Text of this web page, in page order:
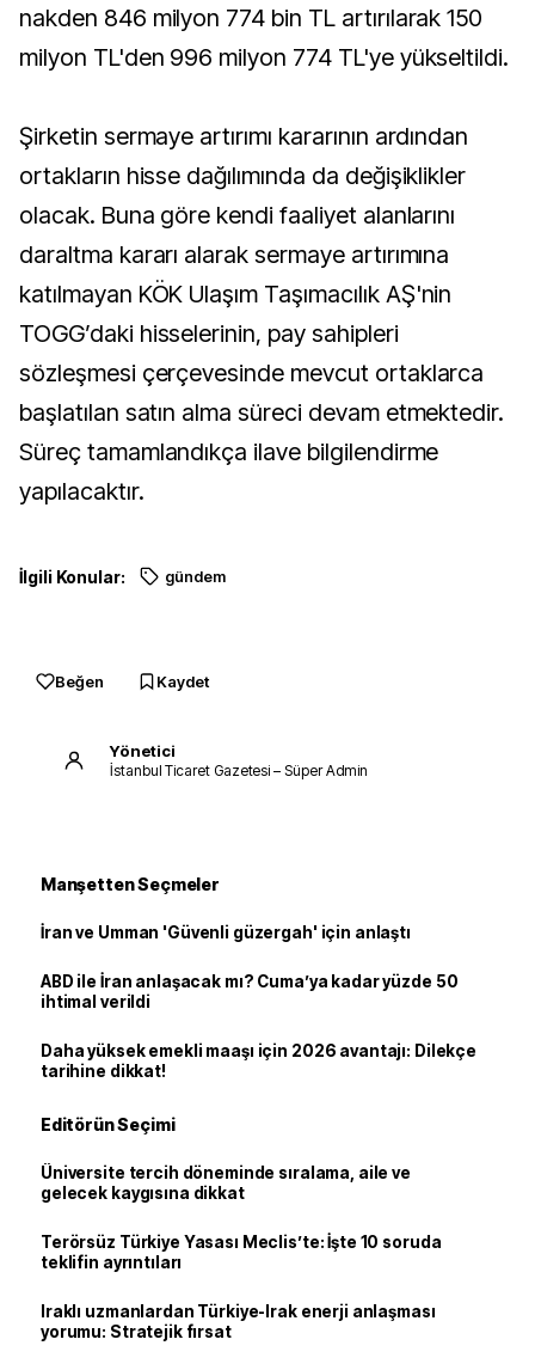
nakden 846 milyon 774 bin TL artırılarak 150
milyon TL'den 996 milyon 774 TL'ye yükseltildi.
Şirketin sermaye artırımı kararının ardından
ortakların hisse dağılımında da değişiklikler
olacak. Buna göre kendi faaliyet alanlarını
daraltma kararı alarak sermaye artırımına
katılmayan KÖK Ulaşım Taşımacılık AŞ'nin
TOGG’daki hisselerinin, pay sahipleri
sözleşmesi çerçevesinde mevcut ortaklarca
başlatılan satın alma süreci devam etmektedir.
Süreç tamamlandıkça ilave bilgilendirme
yapılacaktır.
İlgili Konular: gündem
Beğen Kaydet
Yönetici
İstanbul Ticaret Gazetesi – Süper Admin
Manşetten Seçmeler
İran ve Umman 'Güvenli güzergah' için anlaştı
ABD ile İran anlaşacak mı? Cuma’ya kadar yüzde 50
ihtimal verildi
Daha yüksek emekli maaşı için 2026 avantajı: Dilekçe
tarihine dikkat!
Editörün Seçimi
Üniversite tercih döneminde sıralama, aile ve
gelecek kaygısına dikkat
Terörsüz Türkiye Yasası Meclis’te: İşte 10 soruda
teklifin ayrıntıları
Iraklı uzmanlardan Türkiye-Irak enerji anlaşması
yorumu: Stratejik fırsat